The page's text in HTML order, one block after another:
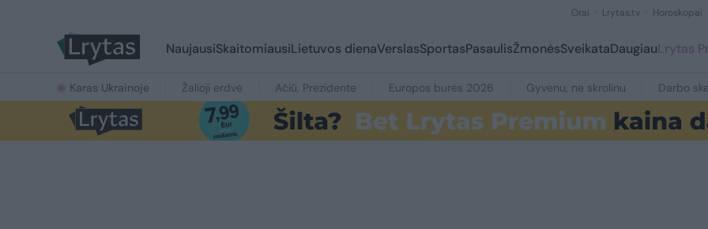
Orai Lrytas.tv Horoskopai
NaujausiSkaitomiausiLietuvos dienaVerslasSportasPasaulisŽmonėsSveikataDaugiauLrytas
Karas Ukrainoje Žalioji erdvė Ačiū, Prezidente Europos burės 2026 Gyvenu, ne skrolinu Darbo